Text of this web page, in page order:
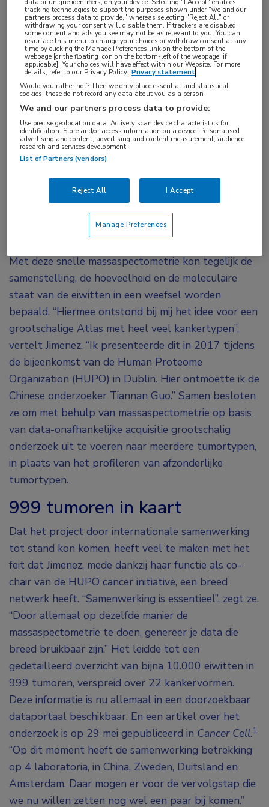
voor het identificeren van biomarkers en het
analyseren van eiwitexpressie in tumorweefsel.
“Geruime tijd is dit onderzoek slechts gericht
geweest op 1 type kanker per keer”, vertelt Jimenez.
“Dit heeft te maken met het feit dat de techniek die
hiervoor beschikbaar was niet heel snel was. Kanker
is ook een heterogene ziekte natuurlijk, dus het is
niet eenvoudig om er biomarkers in te identificeren
en eiwitexpressie in het weefsel te analyseren. 1
tumortype onderzoeken was al een groot project.”
Snelle massaspectometrie
Het was de ontwikkeling van geavanceerde
massaspectometrie met een nieuwe ‘parallelle’
Met deze snelle massaspectometrie kon tegelijk de
samenstelling, de hoeveelheid en de moleculaire
staat van de eiwitten in een weefsel worden
bepaald. “Hiermee ontstond bij mij het idee voor een
grootschalige Atlas met heel veel kankertypen”,
vertelt Jimenez. “Ik presenteerde dit in 2017 tijdens
de bijeenkomst van de Human Proteome
Organization (HUPO) in Dublin. Hier ontmoette ik de
Chinese onderzoeker Tiannan Guo.” Samen besloten
ze om met behulp van massaspectometrie op basis
van data-onafhankelijke acquisitie grootschalig
onderzoek uit te voeren naar meerdere tumortypen,
in plaats van het profileren van afzonderlijke
tumortypen.
999 tumoren in kaart
Dat het project door internationale samenwerking
tot stand kon komen, heeft veel te maken met het
feit dat Jimenez, mede dankzij haar functie als co-
chair van de HUPO cancer initiative, een breed
netwerk heeft. “Samenwerking is essentieel”, zegt ze.
“Door allemaal op dezelfde manier de
massaspectometrie te doen, genereer je data die
breed bruikbaar zijn.” Het leidde tot een
gedetailleerd overzicht van bijna 10.000 eiwitten in
999 tumoren, verspreid over 22 kankervormen.
Deze informatie is nu allemaal in een doorzoekbaar
dataportaal beschikbaar. En een artikel over het
onderzoek is op 29 mei gepubliceerd in Cancer Cell.1
“Op dit moment heeft de samenwerking betrekking
op 4 laboratoria, in China, Zweden, Duitsland en
Amsterdam. Daar mogen er voor de vervolgstap die
we nu willen zetten nog wel een paar bij komen.”
data or unique identifiers, on your device. Selecting "I Accept" enables
tracking technologies to support the purposes shown under "we and our
partners process data to provide," whereas selecting "Reject All" or
withdrawing your consent will disable them. If trackers are disabled,
some content and ads you see may not be as relevant to you. You can
resurface this menu to change your choices or withdraw consent at any
time by clicking the Manage Preferences link on the bottom of the
webpage [or the floating icon on the bottom-left of the webpage, if
applicable]. Your choices will have effect within our Website. For more
details, refer to our Privacy Policy. Privacy statement
Would you rather not? Then we only place essential and statistical
cookies, these do not record any data about you as a person
We and our partners process data to provide:
Use precise geolocation data. Actively scan device characteristics for
identification. Store and/or access information on a device. Personalised
advertising and content, advertising and content measurement, audience
research and services development.
List of Partners (vendors)
Reject All I Accept
Manage Preferences